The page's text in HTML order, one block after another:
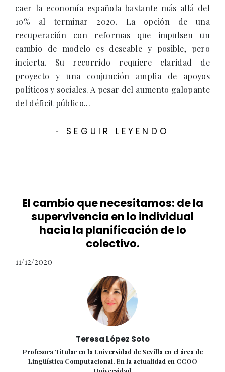
caer la economía española bastante más allá del
10% al terminar 2020. La opción de una
recuperación con reformas que impulsen un
cambio de modelo es deseable y posible, pero
incierta. Su recorrido requiere claridad de
proyecto y una conjunción amplia de apoyos
políticos y sociales. A pesar del aumento galopante
del déficit público...
- SEGUIR LEYENDO
El cambio que necesitamos: de la
supervivencia en lo individual
hacia la planificación de lo
colectivo.
11/12/2020
Teresa López Soto
Profesora Titular en la Universidad de Sevilla en el área de
Lingüística Computacional. En la actualidad en CCOO